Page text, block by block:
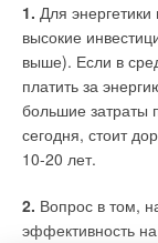
1. Для
высокие
выше). Если в
платить за
большие затраты
сегодня, стоит
10-20 лет.
2. Вопрос в том,
эффективность